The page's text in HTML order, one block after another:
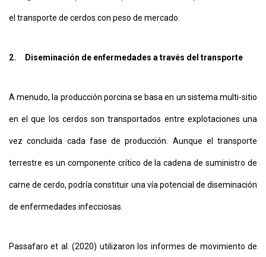
el transporte de cerdos con peso de mercado.
2. Diseminación de enfermedades a través del transporte
A menudo, la producción porcina se basa en un sistema multi-sitio
en el que los cerdos son transportados entre explotaciones una
vez concluida cada fase de producción. Aunque el transporte
terrestre es un componente crítico de la cadena de suministro de
carne de cerdo, podría constituir una vía potencial de diseminación
de enfermedades infecciosas.
Passafaro et al. (2020) utilizaron los informes de movimiento de